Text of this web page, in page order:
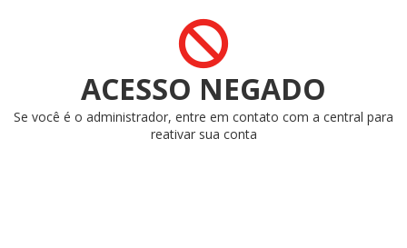
ACESSO NEGADO
Se você é o administrador, entre em contato com a central para
reativar sua conta